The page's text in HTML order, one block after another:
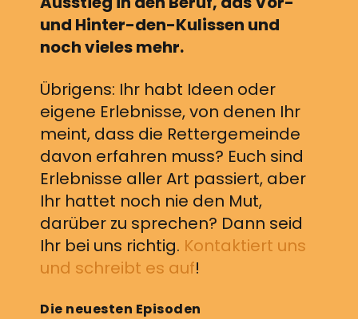
und Hinter-den-Kulissen und
noch vieles mehr.
Übrigens: Ihr habt Ideen oder
eigene Erlebnisse, von denen Ihr
meint, dass die Rettergemeinde
davon erfahren muss? Euch sind
Erlebnisse aller Art passiert, aber
Ihr hattet noch nie den Mut,
darüber zu sprechen? Dann seid
Ihr bei uns richtig. Kontaktiert uns
und schreibt es auf!
Die neuesten Episoden